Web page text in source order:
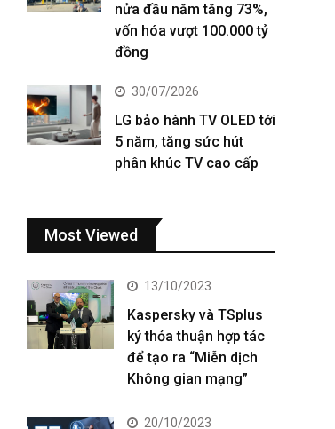
nửa đầu năm tăng 73%,
vốn hóa vượt 100.000 tỷ
đồng
30/07/2026
LG bảo hành TV OLED tới
5 năm, tăng sức hút
phân khúc TV cao cấp
Most Viewed
13/10/2023
Kaspersky và TSplus
ký thỏa thuận hợp tác
để tạo ra “Miễn dịch
Không gian mạng”
20/10/2023